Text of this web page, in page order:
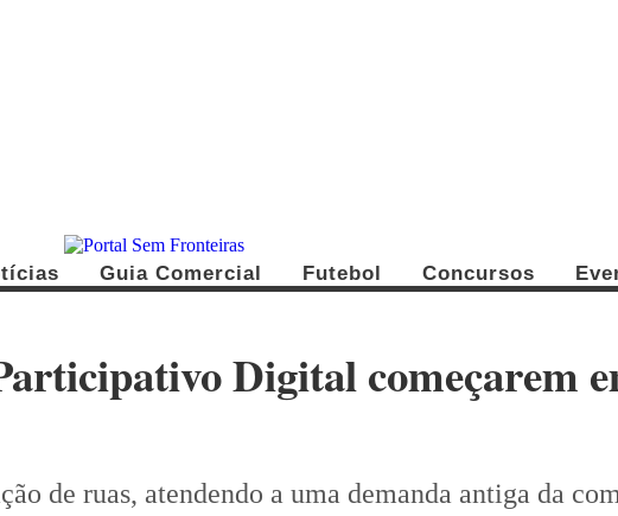
Guia Comercial Futebol Concursos
Digital começarem
de ruas, atendendo a uma demanda antiga da